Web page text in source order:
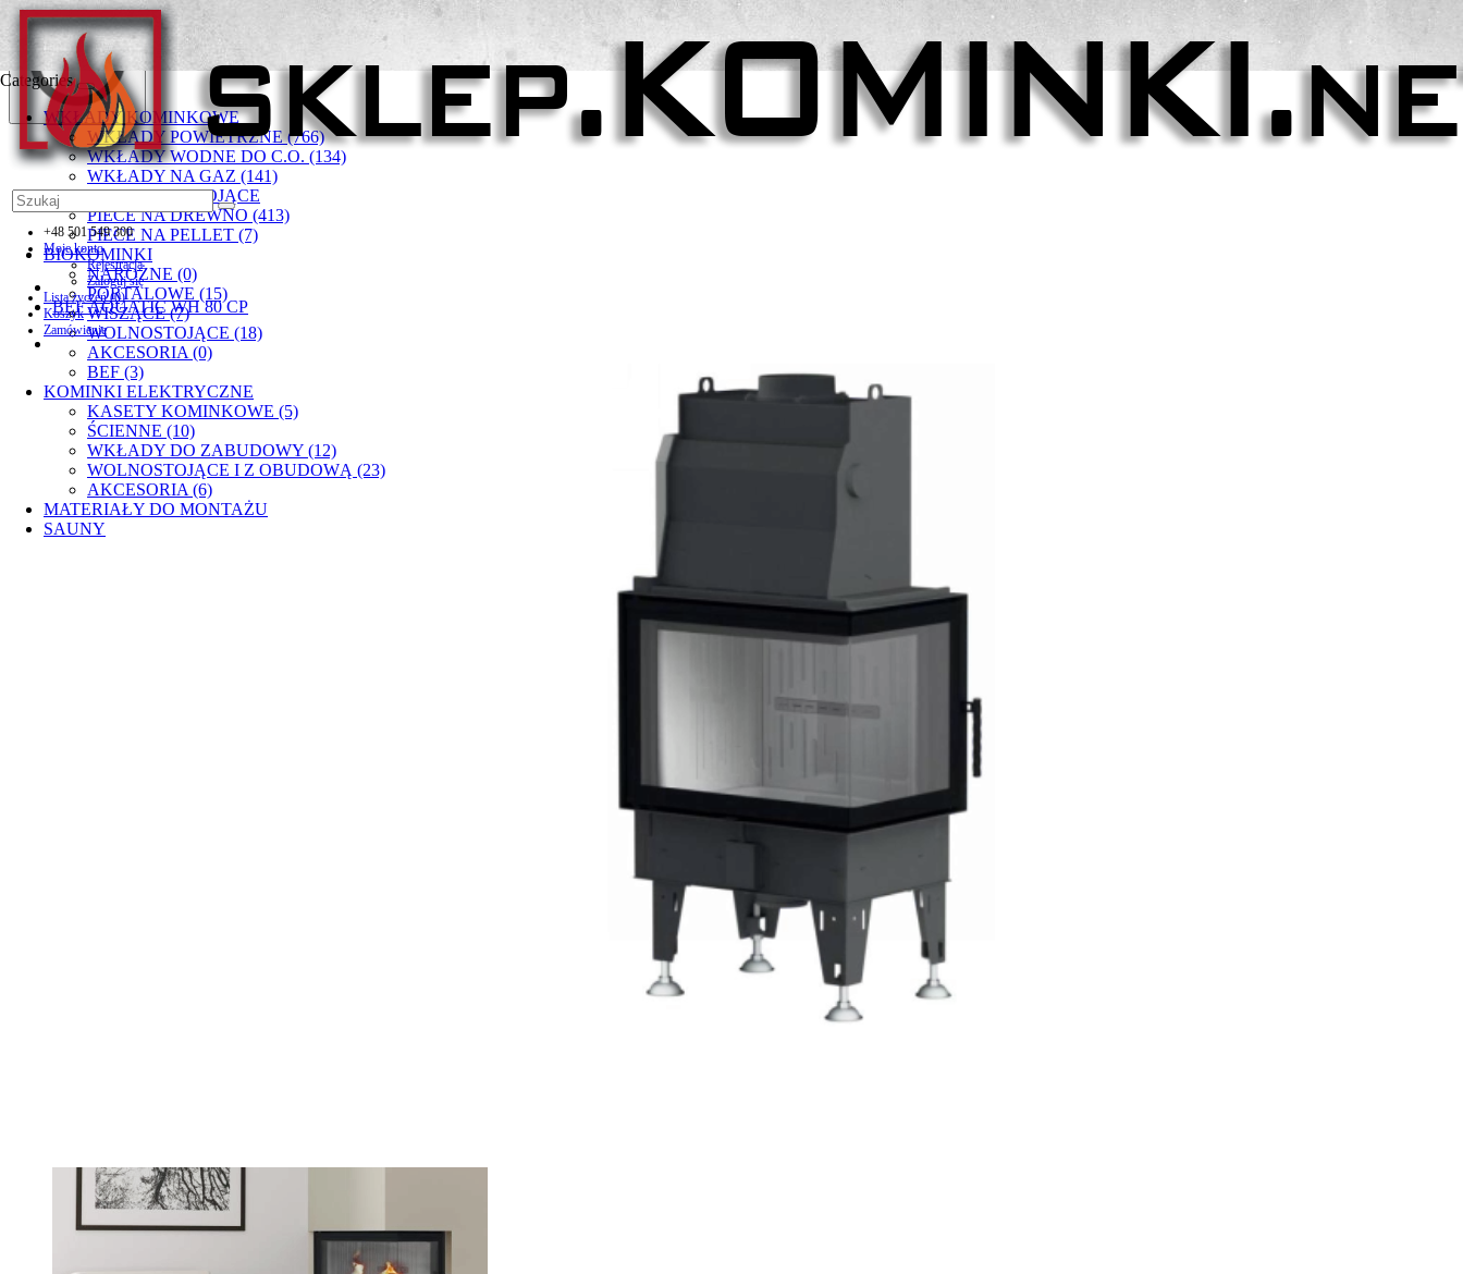
+48 501 549 300
Moje konto
Rejestracja
Zaloguj się
Lista życzeń (0)
Koszyk
Zamówienie
Categories
WKŁADY KOMINKOWE
WKŁADY POWIETRZNE (766)
WKŁADY WODNE DO C.O. (134)
WKŁADY NA GAZ (141)
PIECYKI WOLNOSTOJĄCE
PIECE NA DREWNO (413)
PIECE NA PELLET (7)
BIOKOMINKI
NAROŻNE (0)
PORTALOWE (15)
WISZĄCE (7)
WOLNOSTOJĄCE (18)
AKCESORIA (0)
BEF (3)
KOMINKI ELEKTRYCZNE
KASETY KOMINKOWE (5)
ŚCIENNE (10)
WKŁADY DO ZABUDOWY (12)
WOLNOSTOJĄCE I Z OBUDOWĄ (23)
AKCESORIA (6)
MATERIAŁY DO MONTAŻU
SAUNY
BEF AQUATIC WH 80 CP